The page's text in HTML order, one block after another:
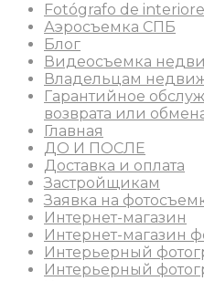
Fotógrafo de
Аэросъемка СПБ
Блог
Видеосъемка
Владельцам
Гарантийное
возврата или
Главная
ДО И ПОСЛЕ
Доставка и оплата
Застройщикам
Заявка на
Интернет-магазин
Интернет-магазин
Интерьерный
Интерьерный